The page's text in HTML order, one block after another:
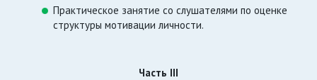
Практическое занятие со слушателями по оценке
структуры мотивации личности.
Часть III